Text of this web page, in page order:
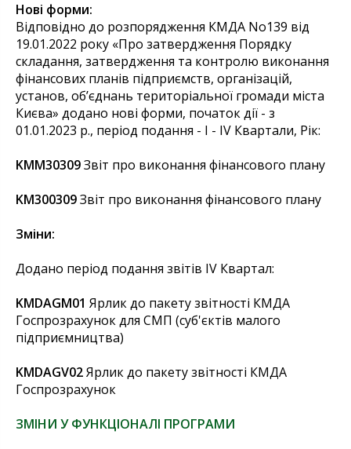
Нові форми:
Відповідно до розпорядження КМДА No139 від
19.01.2022 року «Про затвердження Порядку
складання, затвердження та контролю виконання
фінансових планів підприємств, організацій,
установ, об’єднань територіальної громади міста
Києва» додано нові форми, початок дії - з
01.01.2023 р., період подання - І - IV Квартали, Рік:
KMM30309Звіт про виконання фінансового плану
KM300309Звіт про виконання фінансового плану
Зміни:
Додано період подання звітів IV Квартал:
KMDAGM01 Ярлик до пакету звітності КМДА
Госпрозрахунок для СМП (суб'єктів малого
підприємництва)
KMDAGV02Ярлик до пакету звітності КМДА
Госпрозрахунок
ЗМІНИ У ФУНКЦІОНАЛІ ПРОГРАМИ